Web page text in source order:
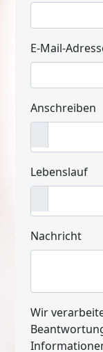
E-Mail-
Anschreiben
Lebenslauf
Nachricht
Wir